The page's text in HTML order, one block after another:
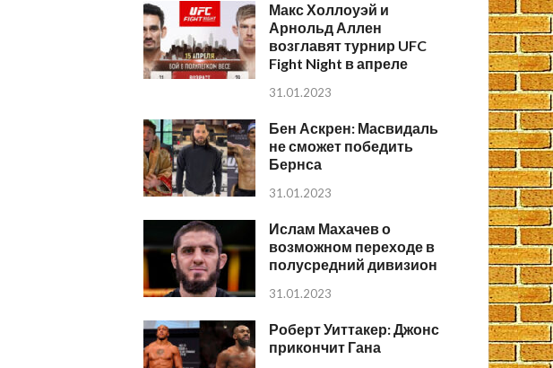
Макс Холлоуэй и
Арнольд Аллен
возглавят турнир UFC
Fight Night в апреле
31.01.2023
Бен Аскрен: Масвидаль
не сможет победить
Бернса
31.01.2023
Ислам Махачев о
возможном переходе в
полусредний дивизион
31.01.2023
Роберт Уиттакер: Джонс
прикончит Гана